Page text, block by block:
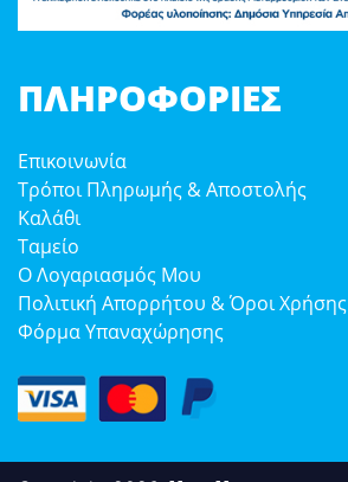
ΠΛΗΡΟΦΟΡΊΕΣ
Επικοινωνία
Τρόποι Πληρωμής & Αποστολής
Καλάθι
Ταμείο
Ο Λογαριασμός Μου
Πολιτική Απορρήτου & Όροι Χρήσης
Φόρμα Υπαναχώρησης